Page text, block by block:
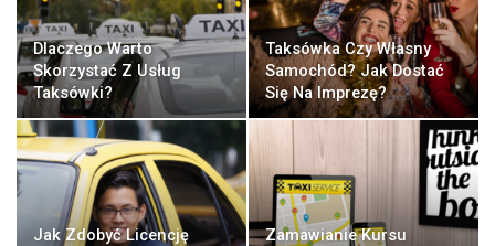
Dlaczego Warto
Skorzystać Z Usług
Taksówki?
Taksówka Czy Własny
Samochód? Jak Dostać
Się Na Imprezę?
Jak Zdobyć Licencję
Zamawianie Kursu